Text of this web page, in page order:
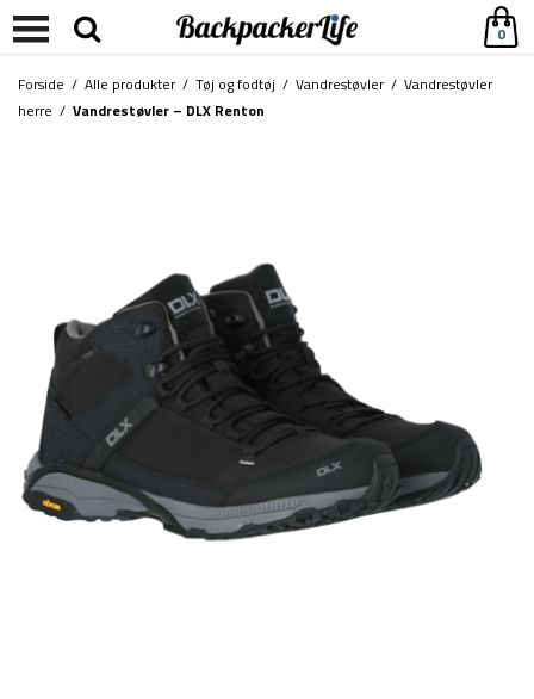
0
Forside / Alle produkter/ Tøj og fodtøj / Vandrestøvler/ Vandrestøvler
herre / Vandrestøvler – DLX Renton